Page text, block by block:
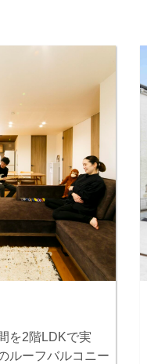
を2階LDKで実
ルーフバルコニー